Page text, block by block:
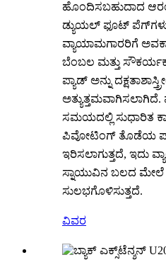
ಹೊಂದಿಸಬಹುದಾದ
ಡ್ಯುಯಲ್ ಫೂಟ್ ಪೆಗ್‌ಗಳು
ವ್ಯಾಯಾಮಗಾರರಿಗೆ
ಬೆಂಬಲ ಮತ್ತು
ಪ್ಯಾಡ್ ಅನ್ನು
ಸಮಯದಲ್ಲಿ ಸುಧಾರಿತ
ಪಿವೋಟಿಂಗ್ ತೊಡೆಯ
ಇರಿಸಲಾಗುತ್ತದೆ, ಇದು
ಸ್ನಾಯುವಿನ ಬಲದ
ಸುಲಭಗೊಳಿಸುತ್ತದೆ.
ವಿವರ